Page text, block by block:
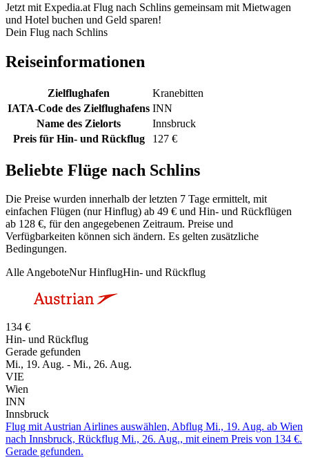
Jetzt mit Expedia.at Flug nach Schlins gemeinsam mit Mietwagen
und Hotel buchen und Geld sparen!
Dein Flug nach Schlins
Reiseinformationen
Zielflughafen
Kranebitten
IATA-Code des Zielflughafens INN
Name des Zielorts
Innsbruck
Preis für Hin- und Rückflug
127 €
Beliebte Flüge nach Schlins
Die Preise wurden innerhalb der letzten 7 Tage ermittelt, mit
einfachen Flügen (nur Hinflug) ab 49 € und Hin- und Rückflügen
ab 128 €, für den angegebenen Zeitraum. Preise und
Verfügbarkeiten können sich ändern. Es gelten zusätzliche
Bedingungen.
Alle AngeboteNur HinflugHin- und Rückflug
134 €
Hin- und Rückflug
Gerade gefunden
Mi., 19. Aug. - Mi., 26. Aug.
VIE
Wien
INN
Innsbruck
Flug mit Austrian Airlines auswählen, Abflug Mi., 19. Aug. ab Wien
nach Innsbruck, Rückflug Mi., 26. Aug., mit einem Preis von 134 €.
Gerade gefunden.